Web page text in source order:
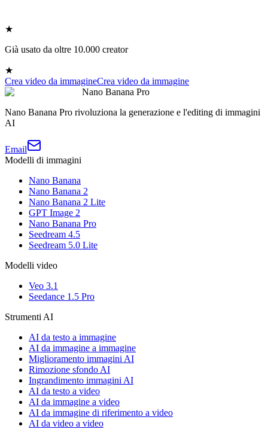
★
Già usato da oltre 10.000 creator
★
Crea video da immagineCrea video da immagine
Nano Banana Pro
Nano Banana Pro rivoluziona la generazione e l'editing di immagini
AI
Email
Modelli di immagini
Nano Banana
Nano Banana 2
Nano Banana 2 Lite
GPT Image 2
Nano Banana Pro
Seedream 4.5
Seedream 5.0 Lite
Modelli video
Veo 3.1
Seedance 1.5 Pro
Strumenti AI
AI da testo a immagine
AI da immagine a immagine
Miglioramento immagini AI
Rimozione sfondo AI
Ingrandimento immagini AI
AI da testo a video
AI da immagine a video
AI da immagine di riferimento a video
AI da video a video